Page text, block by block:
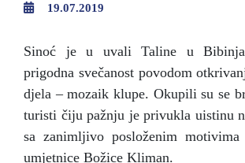
19.07.2019
Sinoć je u uvali Taline u
prigodna svečanost povodom
djela – mozaik klupe. Okupili su se
turisti čiju pažnju je privukla uistinu
sa zanimljivo posloženim
umjetnice Božice Kliman.